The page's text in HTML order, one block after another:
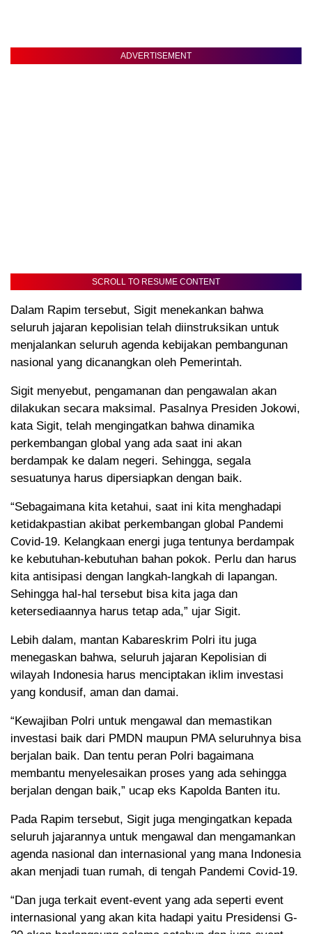
ADVERTISEMENT
SCROLL TO RESUME CONTENT
Dalam Rapim tersebut, Sigit menekankan bahwa
seluruh jajaran kepolisian telah diinstruksikan untuk
menjalankan seluruh agenda kebijakan pembangunan
nasional yang dicanangkan oleh Pemerintah.
Sigit menyebut, pengamanan dan pengawalan akan
dilakukan secara maksimal. Pasalnya Presiden Jokowi,
kata Sigit, telah mengingatkan bahwa dinamika
perkembangan global yang ada saat ini akan
berdampak ke dalam negeri. Sehingga, segala
sesuatunya harus dipersiapkan dengan baik.
“Sebagaimana kita ketahui, saat ini kita menghadapi
ketidakpastian akibat perkembangan global Pandemi
Covid-19. Kelangkaan energi juga tentunya berdampak
ke kebutuhan-kebutuhan bahan pokok. Perlu dan harus
kita antisipasi dengan langkah-langkah di lapangan.
Sehingga hal-hal tersebut bisa kita jaga dan
ketersediaannya harus tetap ada,” ujar Sigit.
Lebih dalam, mantan Kabareskrim Polri itu juga
menegaskan bahwa, seluruh jajaran Kepolisian di
wilayah Indonesia harus menciptakan iklim investasi
yang kondusif, aman dan damai.
“Kewajiban Polri untuk mengawal dan memastikan
investasi baik dari PMDN maupun PMA seluruhnya bisa
berjalan baik. Dan tentu peran Polri bagaimana
membantu menyelesaikan proses yang ada sehingga
berjalan dengan baik,” ucap eks Kapolda Banten itu.
Pada Rapim tersebut, Sigit juga mengingatkan kepada
seluruh jajarannya untuk mengawal dan mengamankan
agenda nasional dan internasional yang mana Indonesia
akan menjadi tuan rumah, di tengah Pandemi Covid-19.
“Dan juga terkait event-event yang ada seperti event
internasional yang akan kita hadapi yaitu Presidensi G-